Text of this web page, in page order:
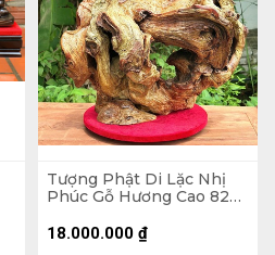
Tượng Phật Di Lặc Nhị
Phúc Gỗ Hương Cao 82
18.000.000 ₫